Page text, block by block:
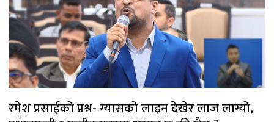
रमेश प्रसाईको प्रश्न- ग्यासको लाइन देखेर लाज लाग्यो,